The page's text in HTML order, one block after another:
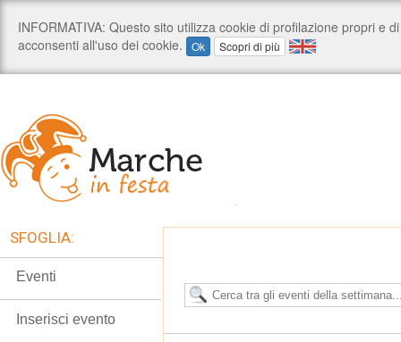
SFOGLIA:
Eventi
Inserisci evento